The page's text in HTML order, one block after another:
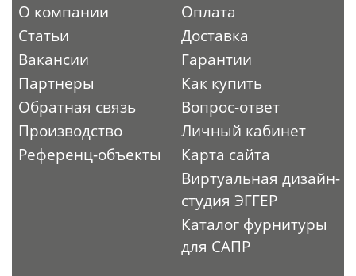
О компании
Статьи
Вакансии
Партнеры
Обратная связь
Производство
Референц-объекты
Оплата
Доставка
Гарантии
Как купить
Вопрос-ответ
Личный кабинет
Карта сайта
Виртуальная дизайн-
студия ЭГГЕР
Каталог фурнитуры
для САПР